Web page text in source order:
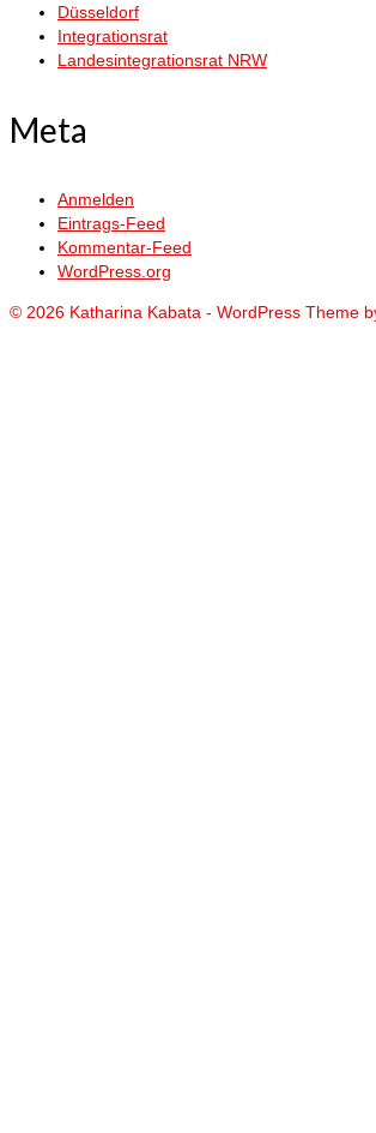
Düsseldorf
Integrationsrat
Landesintegrationsrat NRW
Meta
Anmelden
Eintrags-Feed
Kommentar-Feed
WordPress.org
© 2026 Katharina Kabata - WordPress Theme